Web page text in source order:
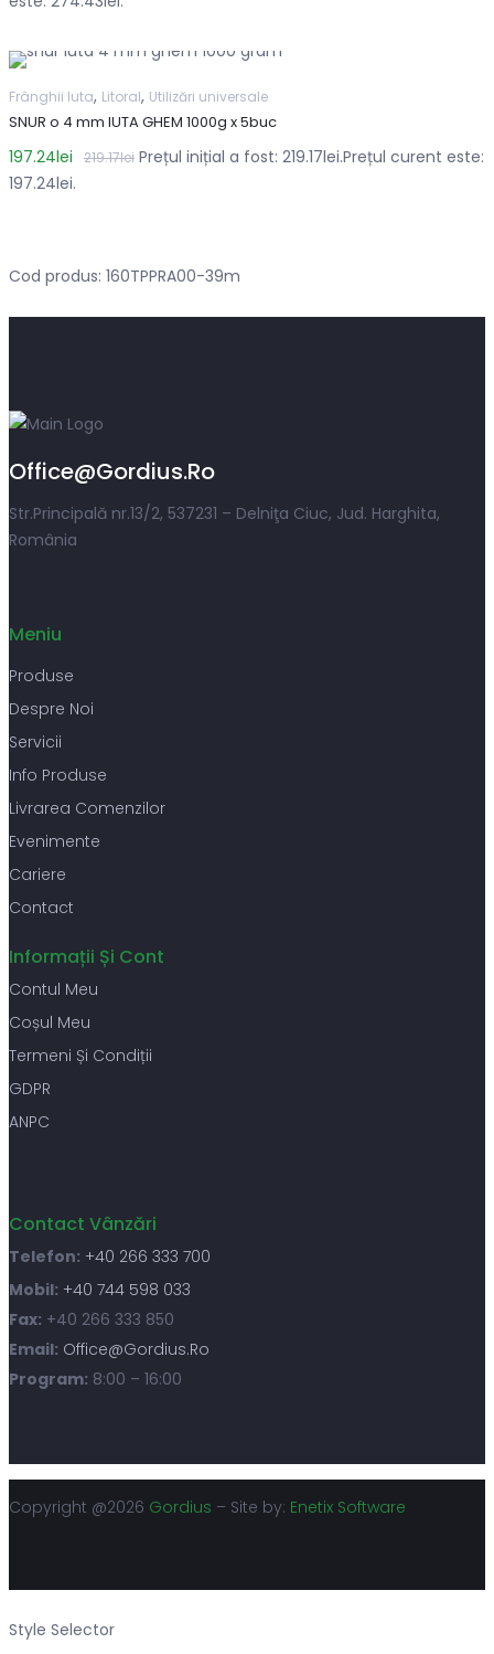
Frânghii Iuta, Litoral, Utilizări universale
SNUR o 4 mm IUTA GHEM 1000g x 5buc
219.17lei Prețul inițial a fost: 219.17lei.
197.24lei
Prețul curent este:
197.24lei.
Cod produs: 160TPPRA00-39m
Office@gordius.ro
Str.Principală nr.13/2, 537231 – Delniţa Ciuc, Jud. Harghita,
România
Meniu
Produse
Despre Noi
Servicii
Info Produse
Livrarea Comenzilor
Evenimente
Cariere
Contact
Informații Și Cont
Contul Meu
Coșul Meu
Termeni Și Condiții
GDPR
ANPC
Contact Vânzări
Telefon: +40 266 333 700
Mobil: +40 744 598 033
Fax: +40 266 333 850
Email: Office@gordius.ro
Program: 8:00 – 16:00
Copyright @2026 Gordius – Site by: Enetix Software
Style Selector